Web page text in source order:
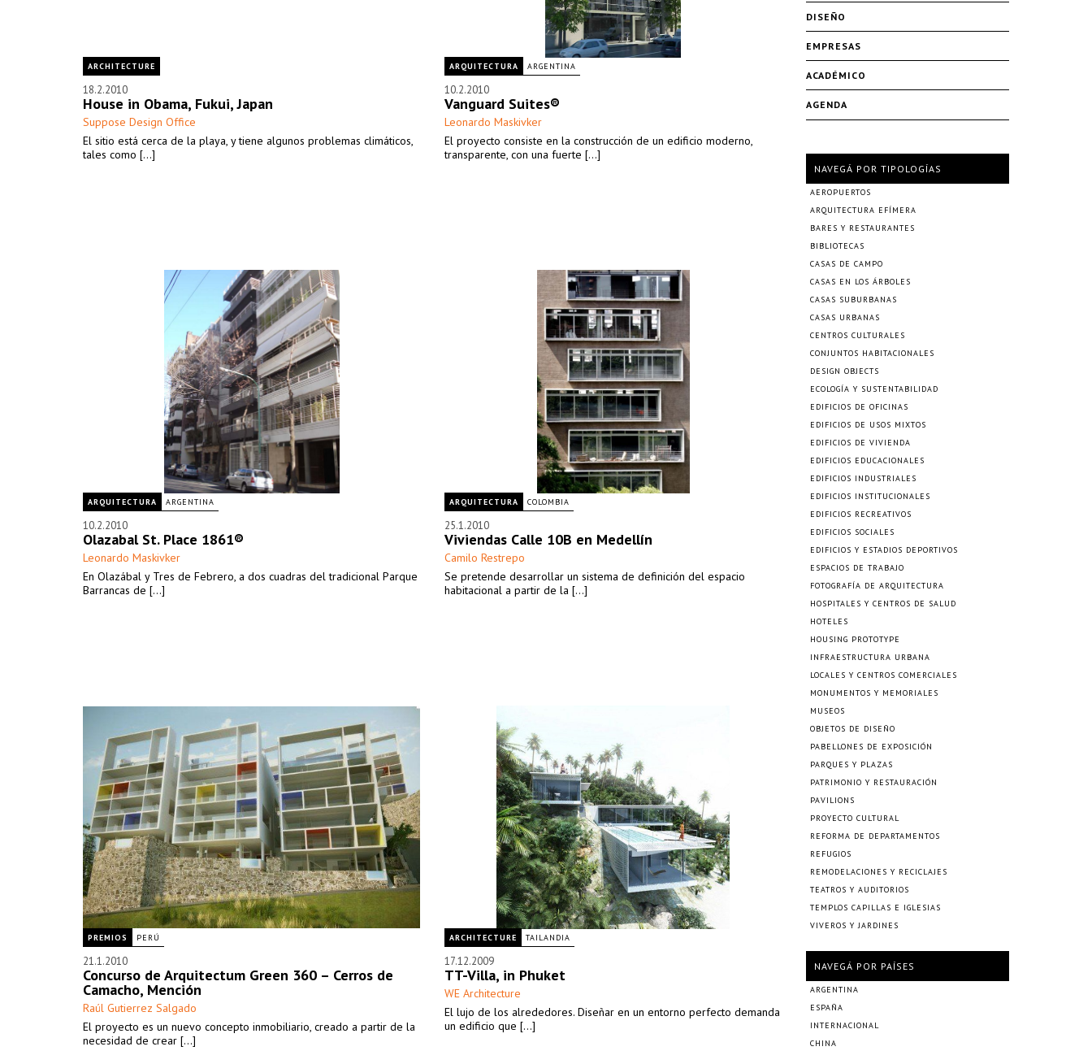
ARCHITECTURE
18.2.2010
House in Obama, Fukui, Japan
Suppose Design Office
El sitio está cerca de la playa, y tiene algunos problemas climáticos,
tales como [...]
ARQUITECTURA ARGENTINA
10.2.2010
Vanguard Suites®
Leonardo Maskivker
El proyecto consiste en la construcción de un edificio moderno,
transparente, con una fuerte [...]
ARQUITECTURA ARGENTINA
10.2.2010
Olazabal St. Place 1861®
Leonardo Maskivker
En Olazábal y Tres de Febrero, a dos cuadras del tradicional Parque
Barrancas de [...]
ARQUITECTURA COLOMBIA
25.1.2010
Viviendas Calle 10B en Medellín
Camilo Restrepo
Se pretende desarrollar un sistema de definición del espacio
habitacional a partir de la [...]
PREMIOS PERÚ
21.1.2010
Concurso de Arquitectum Green 360 – Cerros de
Camacho, Mención
Raúl Gutierrez Salgado
El proyecto es un nuevo concepto inmobiliario, creado a partir de la
necesidad de crear [...]
ARCHITECTURE TAILANDIA
17.12.2009
TT-Villa, in Phuket
WE Architecture
El lujo de los alrededores. Diseñar en un entorno perfecto demanda
un edificio que [...]
DISEÑO
EMPRESAS
ACADÉMICO
AGENDA
NAVEGÁ POR TIPOLOGÍAS
AEROPUERTOS
ARQUITECTURA EFÍMERA
BARES Y RESTAURANTES
BIBLIOTECAS
CASAS DE CAMPO
CASAS EN LOS ÁRBOLES
CASAS SUBURBANAS
CASAS URBANAS
CENTROS CULTURALES
CONJUNTOS HABITACIONALES
DESIGN OBJECTS
ECOLOGÍA Y SUSTENTABILIDAD
EDIFICIOS DE OFICINAS
EDIFICIOS DE USOS MIXTOS
EDIFICIOS DE VIVIENDA
EDIFICIOS EDUCACIONALES
EDIFICIOS INDUSTRIALES
EDIFICIOS INSTITUCIONALES
EDIFICIOS RECREATIVOS
EDIFICIOS SOCIALES
EDIFICIOS Y ESTADIOS DEPORTIVOS
ESPACIOS DE TRABAJO
FOTOGRAFÍA DE ARQUITECTURA
HOSPITALES Y CENTROS DE SALUD
HOTELES
HOUSING PROTOTYPE
INFRAESTRUCTURA URBANA
LOCALES Y CENTROS COMERCIALES
MONUMENTOS Y MEMORIALES
MUSEOS
OBJETOS DE DISEÑO
PABELLONES DE EXPOSICIÓN
PARQUES Y PLAZAS
PATRIMONIO Y RESTAURACIÓN
PAVILIONS
PROYECTO CULTURAL
REFORMA DE DEPARTAMENTOS
REFUGIOS
REMODELACIONES Y RECICLAJES
TEATROS Y AUDITORIOS
TEMPLOS CAPILLAS E IGLESIAS
VIVEROS Y JARDINES
NAVEGÁ POR PAÍSES
ARGENTINA
ESPAÑA
INTERNACIONAL
CHINA